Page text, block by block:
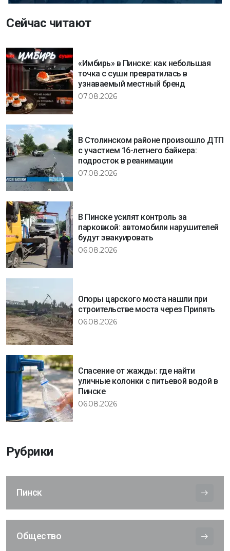
Сейчас читают
«Имбирь» в Пинске: как небольшая
точка с суши превратилась в
узнаваемый местный бренд
07.08.2026
В Столинском районе произошло ДТП
с участием 16-летнего байкера:
подросток в реанимации
07.08.2026
В Пинске усилят контроль за
парковкой: автомобили нарушителей
будут эвакуировать
06.08.2026
Опоры царского моста нашли при
строительстве моста через Припять
06.08.2026
Спасение от жажды: где найти
уличные колонки с питьевой водой в
Пинске
06.08.2026
Рубрики
Пинск
Общество